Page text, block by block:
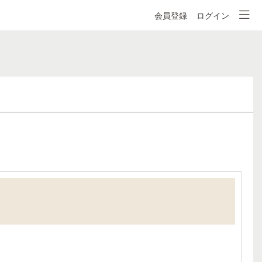
会員登録 ログイン